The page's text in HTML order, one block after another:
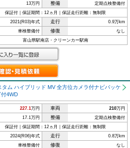
13万円 整備 定期点検整備付
保証付｜保証期間：12ヵ月｜保証走行距離：無制限
2021(R03)年式 走行 0.9万km
車検整備付 修復 なし
富山県駅南店・クリーンカー駅南
ム ハイブリッド MV 全方位カメラ付ナビパッケ
4WD
227.1万円 車両 210万円
17.1万円 整備 定期点検整備付
保証付｜保証期間：12ヵ月｜保証走行距離：無制限
2024(R06)年式 走行 0.8万km
車検整備付 修復 なし